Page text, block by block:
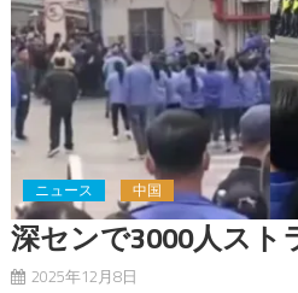
ニュース 中国
深センで3000人スト
2025年12月8日